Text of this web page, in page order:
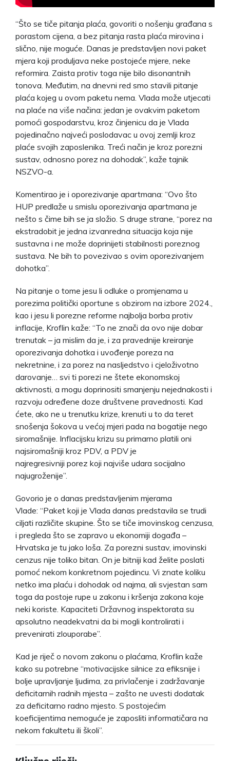
“Što se tiče pitanja plaća, govoriti o nošenju građana s
porastom cijena, a bez pitanja rasta plaća mirovina i
slično, nije moguće. Danas je predstavljen novi paket
mjera koji produljava neke postojeće mjere, neke
reformira. Zaista protiv toga nije bilo disonantnih
tonova. Međutim, na dnevni red smo stavili pitanje
plaća kojeg u ovom paketu nema. Vlada može utjecati
na plaće na više načina: jedan je ovakvim paketom
pomoći gospodarstvu, kroz činjenicu da je Vlada
pojedinačno najveći poslodavac u ovoj zemlji kroz
plaće svojih zaposlenika. Treći način je kroz porezni
sustav, odnosno porez na dohodak”, kaže tajnik
NSZVO-a.
Komentirao je i oporezivanje apartmana: “Ovo što
HUP predlaže u smislu oporezivanja apartmana je
nešto s čime bih se ja složio. S druge strane, “porez na
ekstradobit je jedna izvanredna situacija koja nije
sustavna i ne može doprinijeti stabilnosti poreznog
sustava. Ne bih to povezivao s ovim oporezivanjem
dohotka”.
Na pitanje o tome jesu li odluke o promjenama u
porezima politički oportune s obzirom na izbore 2024.,
kao i jesu li porezne reforme najbolja borba protiv
inflacije, Kroflin kaže: “To ne znači da ovo nije dobar
trenutak – ja mislim da je, i za pravednije kreiranje
oporezivanja dohotka i uvođenje poreza na
nekretnine, i za porez na nasljedstvo i cjeloživotno
darovanje… svi ti porezi ne štete ekonomskoj
aktivnosti, a mogu doprinositi smanjenju nejednakosti i
razvoju određene doze društvene pravednosti. Kad
ćete, ako ne u trenutku krize, krenuti u to da teret
snošenja šokova u većoj mjeri pada na bogatije nego
siromašnije. Inflacijsku krizu su primarno platili oni
najsiromašniji kroz PDV, a PDV je
najregresivniji porez koji najviše udara socijalno
najugroženije”.
Govorio je o danas predstavljenim mjerama
Vlade: “Paket koji je Vlada danas predstavila se trudi
ciljati različite skupine. Što se tiče imovinskog cenzusa,
i pregleda što se zapravo u ekonomiji događa –
Hrvatska je tu jako loša. Za porezni sustav, imovinski
cenzus nije toliko bitan. On je bitniji kad želite poslati
pomoć nekom konkretnom pojedincu. Vi znate koliku
netko ima plaću i dohodak od najma, ali svjestan sam
toga da postoje rupe u zakonu i kršenja zakona koje
neki koriste. Kapaciteti Državnog inspektorata su
apsolutno neadekvatni da bi mogli kontrolirati i
prevenirati zlouporabe”.
Kad je riječ o novom zakonu o plaćama, Kroflin kaže
kako su potrebne “motivacijske silnice za efiksnije i
bolje upravljanje ljudima, za privlačenje i zadržavanje
deficitarnih radnih mjesta – zašto ne uvesti dodatak
za deficitarno radno mjesto. S postojećim
koeficijentima nemoguće je zaposliti informatičara na
nekom fakultetu ili školi”.